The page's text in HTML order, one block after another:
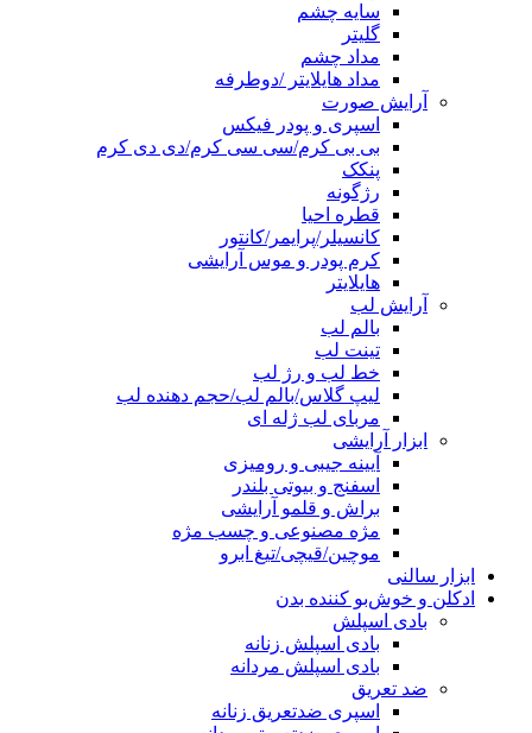
سایه چشم
گلیتر
مداد چشم
مداد هایلایتر /دوطرفه
آرایش صورت
اسپری و پودر فیکس
بی بی کرم/سی سی کرم/دی دی کرم
پنکک
رژگونه
قطره احیا
کانسیلر/پرایمر/کانتور
کرم پودر و موس آرایشی
هایلایتر
آرایش لب
بالم لب
تینت لب
خط لب و رژ لب
لیپ گلاس/بالم لب/حجم دهنده لب
مربای لب ژله ای
ابزار آرایشی
آیینه جیبی و رومیزی
اسفنج و بیوتی بلندر
براش و قلمو آرایشی
مژه مصنوعی و چسب مژه
موچین/قیچی/تیغ ابرو
ابزار سالنی
ادکلن و خوش‌بو کننده بدن
بادی اسپلش
بادی اسپلش زنانه
بادی اسپلش مردانه
ضد تعریق
اسپری ضدتعریق زنانه